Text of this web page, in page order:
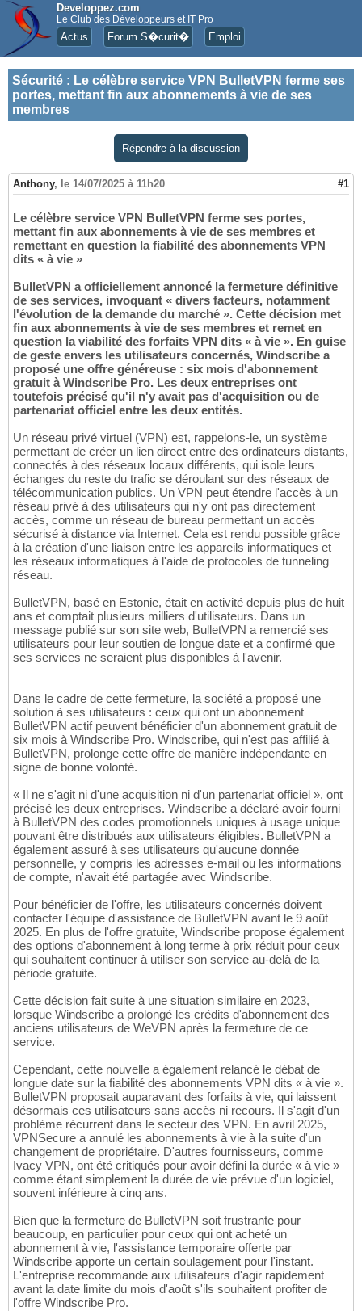
Developpez.com
Le Club des Développeurs et IT Pro
Actus Forum S�curit� Emploi
Sécurité : Le célèbre service VPN BulletVPN ferme ses
portes, mettant fin aux abonnements à vie de ses
membres
Répondre à la discussion
Anthony, le 14/07/2025 à 11h20 #1
Le célèbre service VPN BulletVPN ferme ses portes,
mettant fin aux abonnements à vie de ses membres et
remettant en question la fiabilité des abonnements VPN
dits « à vie »
BulletVPN a officiellement annoncé la fermeture définitive
de ses services, invoquant « divers facteurs, notamment
l'évolution de la demande du marché ». Cette décision met
fin aux abonnements à vie de ses membres et remet en
question la viabilité des forfaits VPN dits « à vie ». En guise
de geste envers les utilisateurs concernés, Windscribe a
proposé une offre généreuse : six mois d'abonnement
gratuit à Windscribe Pro. Les deux entreprises ont
toutefois précisé qu'il n'y avait pas d'acquisition ou de
partenariat officiel entre les deux entités.
Un réseau privé virtuel (VPN) est, rappelons-le, un système
permettant de créer un lien direct entre des ordinateurs distants,
connectés à des réseaux locaux différents, qui isole leurs
échanges du reste du trafic se déroulant sur des réseaux de
télécommunication publics. Un VPN peut étendre l'accès à un
réseau privé à des utilisateurs qui n'y ont pas directement
accès, comme un réseau de bureau permettant un accès
sécurisé à distance via Internet. Cela est rendu possible grâce
à la création d'une liaison entre les appareils informatiques et
les réseaux informatiques à l'aide de protocoles de tunneling
réseau.
BulletVPN, basé en Estonie, était en activité depuis plus de huit
ans et comptait plusieurs milliers d'utilisateurs. Dans un
message publié sur son site web, BulletVPN a remercié ses
utilisateurs pour leur soutien de longue date et a confirmé que
ses services ne seraient plus disponibles à l'avenir.
Dans le cadre de cette fermeture, la société a proposé une
solution à ses utilisateurs : ceux qui ont un abonnement
BulletVPN actif peuvent bénéficier d'un abonnement gratuit de
six mois à Windscribe Pro. Windscribe, qui n'est pas affilié à
BulletVPN, prolonge cette offre de manière indépendante en
signe de bonne volonté.
« Il ne s'agit ni d'une acquisition ni d'un partenariat officiel », ont
précisé les deux entreprises. Windscribe a déclaré avoir fourni
à BulletVPN des codes promotionnels uniques à usage unique
pouvant être distribués aux utilisateurs éligibles. BulletVPN a
également assuré à ses utilisateurs qu'aucune donnée
personnelle, y compris les adresses e-mail ou les informations
de compte, n'avait été partagée avec Windscribe.
Pour bénéficier de l'offre, les utilisateurs concernés doivent
contacter l'équipe d'assistance de BulletVPN avant le 9 août
2025. En plus de l'offre gratuite, Windscribe propose également
des options d'abonnement à long terme à prix réduit pour ceux
qui souhaitent continuer à utiliser son service au-delà de la
période gratuite.
Cette décision fait suite à une situation similaire en 2023,
lorsque Windscribe a prolongé les crédits d'abonnement des
anciens utilisateurs de WeVPN après la fermeture de ce
service.
Cependant, cette nouvelle a également relancé le débat de
longue date sur la fiabilité des abonnements VPN dits « à vie ».
BulletVPN proposait auparavant des forfaits à vie, qui laissent
désormais ces utilisateurs sans accès ni recours. Il s'agit d'un
problème récurrent dans le secteur des VPN. En avril 2025,
VPNSecure a annulé les abonnements à vie à la suite d'un
changement de propriétaire. D'autres fournisseurs, comme
Ivacy VPN, ont été critiqués pour avoir défini la durée « à vie »
comme étant simplement la durée de vie prévue d'un logiciel,
souvent inférieure à cinq ans.
Bien que la fermeture de BulletVPN soit frustrante pour
beaucoup, en particulier pour ceux qui ont acheté un
abonnement à vie, l'assistance temporaire offerte par
Windscribe apporte un certain soulagement pour l'instant.
L'entreprise recommande aux utilisateurs d'agir rapidement
avant la date limite du mois d'août s'ils souhaitent profiter de
l'offre Windscribe Pro.